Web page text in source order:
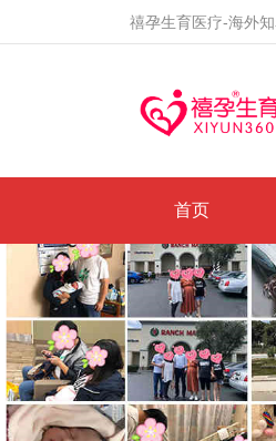
禧孕生育医疗-海外
首页